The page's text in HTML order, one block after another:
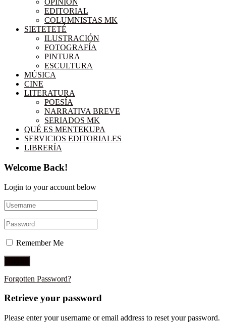
OPINIÓN
EDITORIAL
COLUMNISTAS MK
SIETETETÉ
ILUSTRACIÓN
FOTOGRAFÍA
PINTURA
ESCULTURA
MÚSICA
CINE
LITERATURA
POESÍA
NARRATIVA BREVE
SERIADOS MK
QUÉ ES MENTEKUPA
SERVICIOS EDITORIALES
LIBRERÍA
Welcome Back!
Login to your account below
Remember Me
Forgotten Password?
Retrieve your password
Please enter your username or email address to reset your password.